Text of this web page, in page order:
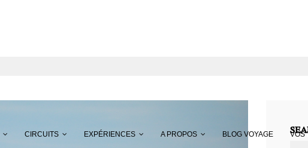
CIRCUITS EXPÉRIENCES A PROPOS BLOG VOYAGE VOS